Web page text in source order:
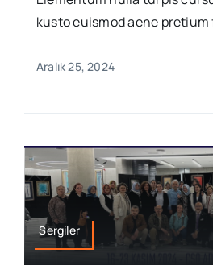
kusto euismod aene pretium
Aralık 25, 2024
Sergiler